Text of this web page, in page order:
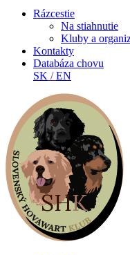
Rázcestie
Na stiahnutie
Kluby a
Kontakty
Databáza chovu
SK /EN